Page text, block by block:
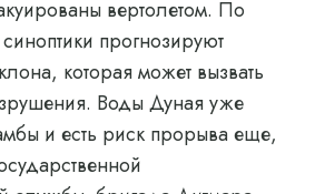
вертолетом. По
прогнозируют
которая может вызвать
Воды Дуная уже
и есть риск прорыва еще,